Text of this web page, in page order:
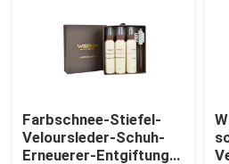
Startseite
Über uns
Farbschnee-Stiefel-
Veloursleder-Schuh-
Erneuerer-Entgiftungs-